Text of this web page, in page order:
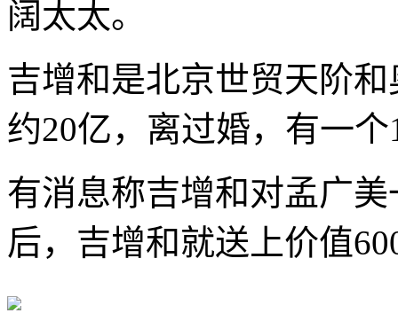
阔太太。
吉增和是北京世贸天阶
约20亿，离过婚，有一
有消息称吉增和对孟广
后，吉增和就送上价值